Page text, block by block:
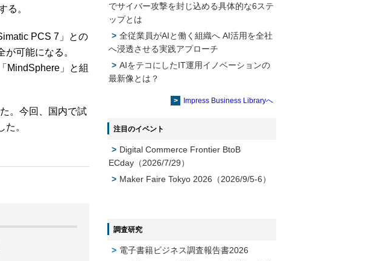
る。
PCS 7」との
可能になる。
MindSphere」と組
。今回、国内で試
。
4
近大病院と中外製薬、治験参加者組み入
れに電子カルテとAI技術を使う抽出方法
の研究開始
【COMPUTEX 2026：Arm編】チップ自
社製造で鍵を握る台湾サプライチェー
4
製造業の現場の暗黙知を組織横断で活用
するためのナレッジ管理基盤、LIGHTzが
提供
Umios、消費者起点の販売計画策定に向
けたAIシステムを本格稼働
でサイバー攻撃を封じ込める具体的な6ステ
ップとは
全従業員がAIと働く組織へ AI活用を全社
へ浸透させる実践アプローチ
AIをテコにしたIT運用イノベーションの
最新像とは？
Impress Business Libraryへ
注目のイベント
Digital Commerce Frontier BtoB
ECday（2026/7/29）
Maker Faire Tokyo 2026（2026/9/5-6）
調査研究
電子書籍ビジネス調査報告書2026